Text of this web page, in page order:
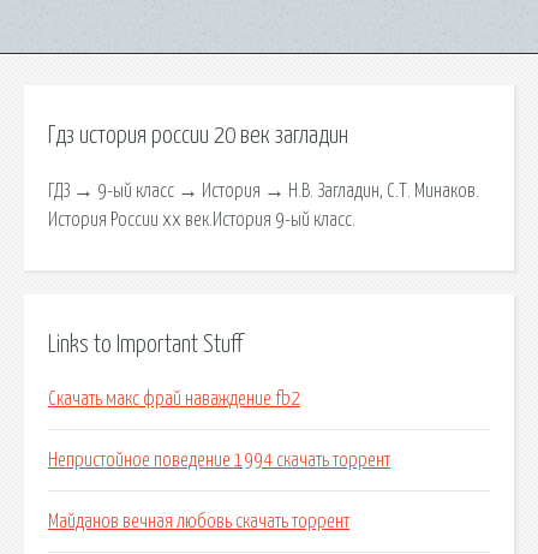
Гдз история россии 20 век загладин
ГДЗ → 9-ый класс → История → Н.В. Загладин, С.Т. Минаков.
История России xx век.История 9-ый класс.
Links to Important Stuff
Скачать макс фрай наваждение fb2
Непристойное поведение 1994 скачать торрент
Майданов вечная любовь скачать торрент